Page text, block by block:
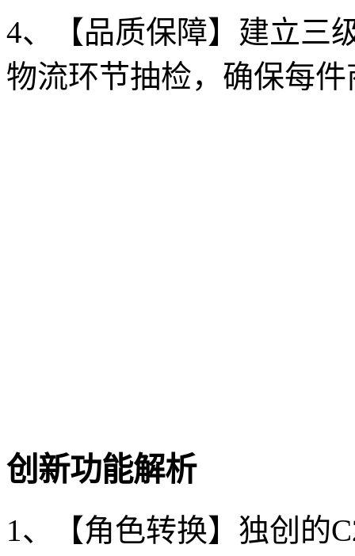
4、【品质保障】建立三
物流环节抽检，确保每
创新功能解析
1、【角色转换】独创的